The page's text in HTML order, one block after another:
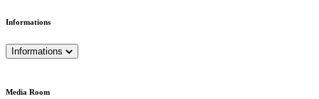
Informations
Informations
Media Room